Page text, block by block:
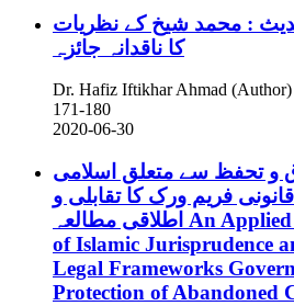
: محمد شیخ کے نظریات
کا ناقدانہ جائزہ
Dr. Hafiz Iftikhar Ahmad (Author)
171-180
2020-06-30
و تحفظ سے متعلق اسلامی
فریم ورک کا تقابلی و
An
of Islamic Jurisprudence
Legal Frameworks
Protection of Abandoned